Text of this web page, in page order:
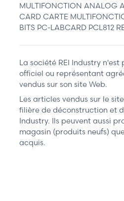
MULTIFONCTION ANALOG
CARD CARTE
BITS PC-LABCARD PCL812
La société REI Industry
officiel ou représentant
vendus sur son site Web.
Les articles vendus sur le
filière de déconstruction et
Industry. Ils peuvent aussi
magasin (produits neufs)
acquis.